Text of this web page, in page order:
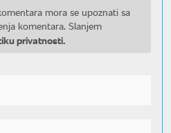
mora se upoznati sa
komentara. Slanjem
privatnosti.